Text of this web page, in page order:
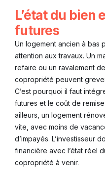
L’état du bien
futures
Un logement ancien à bas
attention aux travaux. Un
refaire ou un ravalement
copropriété peuvent
C’est pourquoi il faut
futures et le coût de
ailleurs, un logement
vite, avec moins de
d’impayés. L’investisseur
financière avec l’état réel
copropriété à venir.